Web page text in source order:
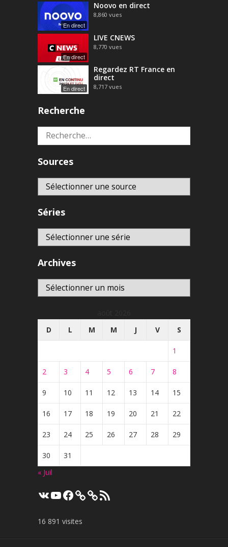
En direct
Noovo en direct
8,860 vues
En direct
LIVE CNEWS
8,770 vues
En direct
Regardez RT France en
direct
8,717 vues
Recherche
Rechercher :
Sources
Séries
Archives
Archives
D
L M M J V S
1
2 3 4 5 6 7 8
9 10 11 12 13 14 15
16 17 18 19 20 21 22
23 24 25 26 27 28 29
30
31
« Juil
VK YouTube
Facebook Flux
RSS
16 891 visites